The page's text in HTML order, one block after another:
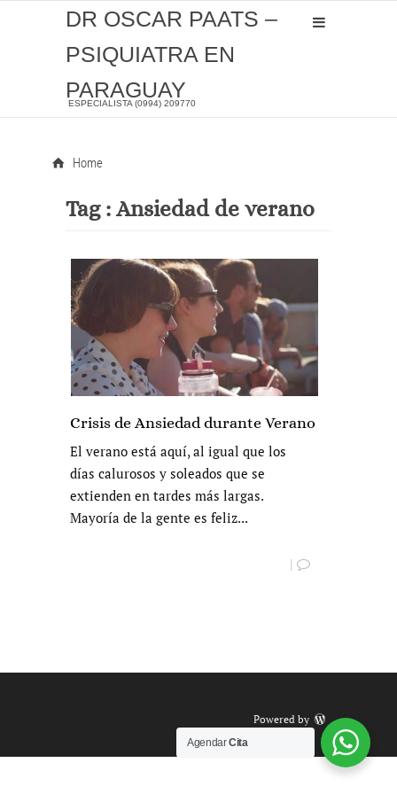
DR OSCAR PAATS –
PSIQUIATRA EN
PARAGUAY
ESPECIALISTA (0994) 209770
Home
Tag :Ansiedad de verano
Crisis de Ansiedad durante Verano
El verano está aquí, al igual que los
días calurosos y soleados que se
extienden en tardes más largas.
Mayoría de la gente es feliz...
|
AgendarCita
Powered by